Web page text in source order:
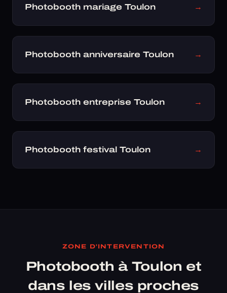
Photobooth mariage Toulon →
Photobooth anniversaire Toulon →
Photobooth entreprise Toulon →
Photobooth festival Toulon →
ZONE D'INTERVENTION
Photobooth à Toulon et
dans les villes proches